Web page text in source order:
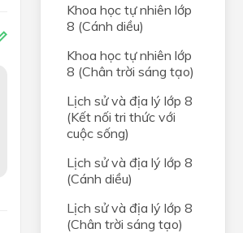
Khoa học tự nhiên lớp
8 (Cánh diều)
Khoa học tự nhiên lớp
8 (Chân trời sáng tạo)
Lịch sử và địa lý lớp 8
(Kết nối tri thức với
cuộc sống)
Lịch sử và địa lý lớp 8
(Cánh diều)
Lịch sử và địa lý lớp 8
(Chân trời sáng tạo)